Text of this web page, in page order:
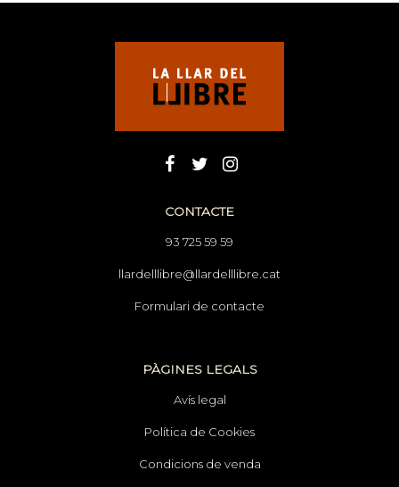
CONTACTE
93 725 59 59
llardelllibre@llardelllibre.cat
Formulari de contacte
PÀGINES LEGALS
Avís legal
Política de Cookies
Condicions de venda